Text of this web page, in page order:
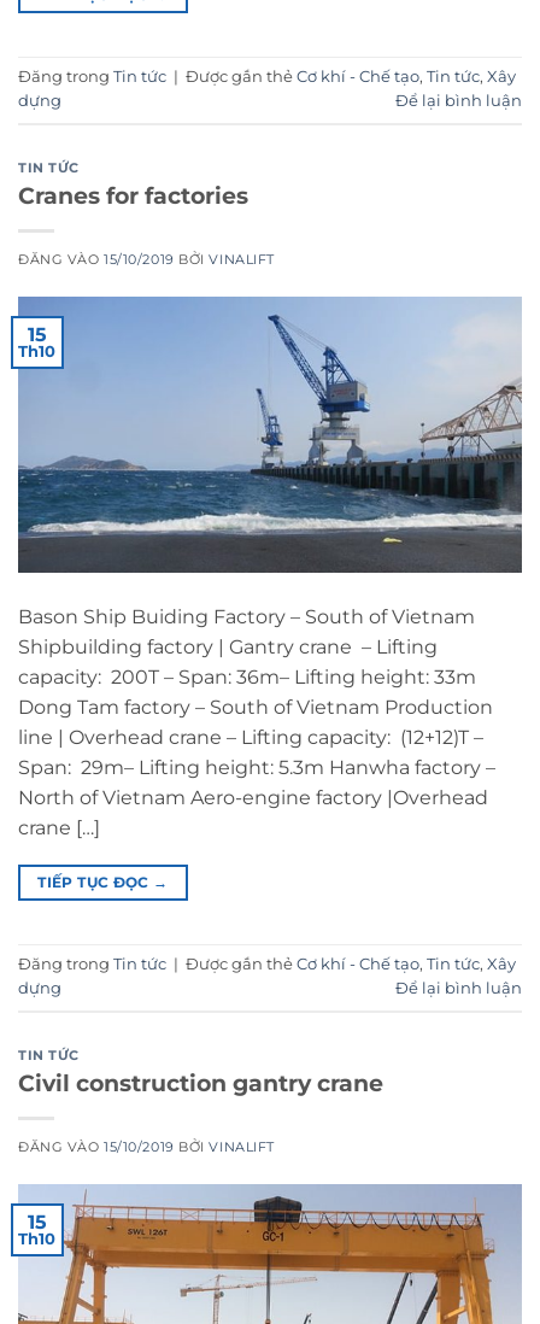
Đăng trong Tin tức | Được gắn thẻ Cơ khí - Chế tạo, Tin tức, Xây
dựng
Để lại bình luận
TIN TỨC
Cranes for factories
ĐĂNG VÀO15/10/2019 BỞIVINALIFT
15
Th10
Bason Ship Buiding Factory – South of Vietnam
Shipbuilding factory | Gantry crane – Lifting
capacity: 200T – Span: 36m– Lifting height: 33m
Dong Tam factory – South of Vietnam Production
line | Overhead crane – Lifting capacity: (12+12)T –
Span: 29m– Lifting height: 5.3m Hanwha factory –
North of Vietnam Aero-engine factory |Overhead
crane […]
TIẾP TỤC ĐỌC →
Đăng trong Tin tức | Được gắn thẻ Cơ khí - Chế tạo, Tin tức, Xây
dựng
Để lại bình luận
TIN TỨC
Civil construction gantry crane
ĐĂNG VÀO15/10/2019 BỞIVINALIFT
15
Th10